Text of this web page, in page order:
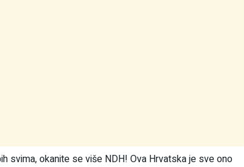
svima, okanite se više NDH! Ova Hrvatska je sve ono